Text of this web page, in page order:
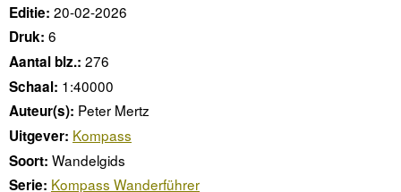
Editie: 20-02-2026
Druk: 6
Aantal blz.: 276
Schaal: 1:40000
Auteur(s): Peter Mertz
Uitgever: Kompass
Soort: Wandelgids
Serie: Kompass Wanderführer